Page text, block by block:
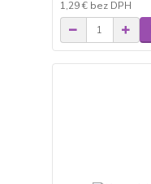
1,29 € bez DPH